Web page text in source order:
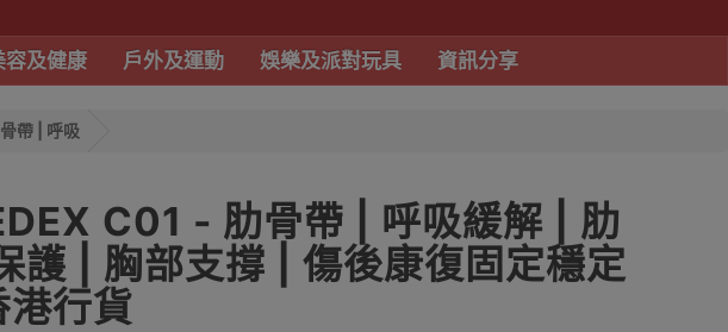
容及健康 戶外及運動 娛樂及派對玩具 資訊分享
帶 | 呼吸
C01 - 肋骨帶 | 呼吸緩解 | 肋
護 | 胸部支撐 | 傷後康復固定穩定
港行貨